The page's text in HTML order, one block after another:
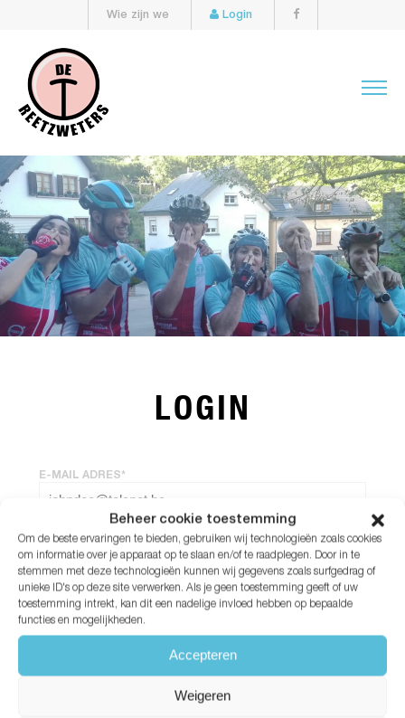
Beheer cookie toestemming
Om de beste ervaringen te bieden, gebruiken wij technologieën zoals cookies
om informatie over je apparaat op te slaan en/of te raadplegen. Door in te
stemmen met deze technologieën kunnen wij gegevens zoals surfgedrag of
unieke ID's op deze site verwerken. Als je geen toestemming geeft of uw
toestemming intrekt, kan dit een nadelige invloed hebben op bepaalde
functies en mogelijkheden.
Accepteren
Weigeren
Wie zijn we Login
LOGIN
E-MAIL ADRES*
WACHTWOORD*
Wachtwoord vergeten?